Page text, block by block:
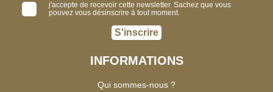
j'accepte de recevoir cette newsletter. Sachez que vous
pouvez vous désinscrire à tout moment.
S'inscrire
INFORMATIONS
Qui sommes-nous ?